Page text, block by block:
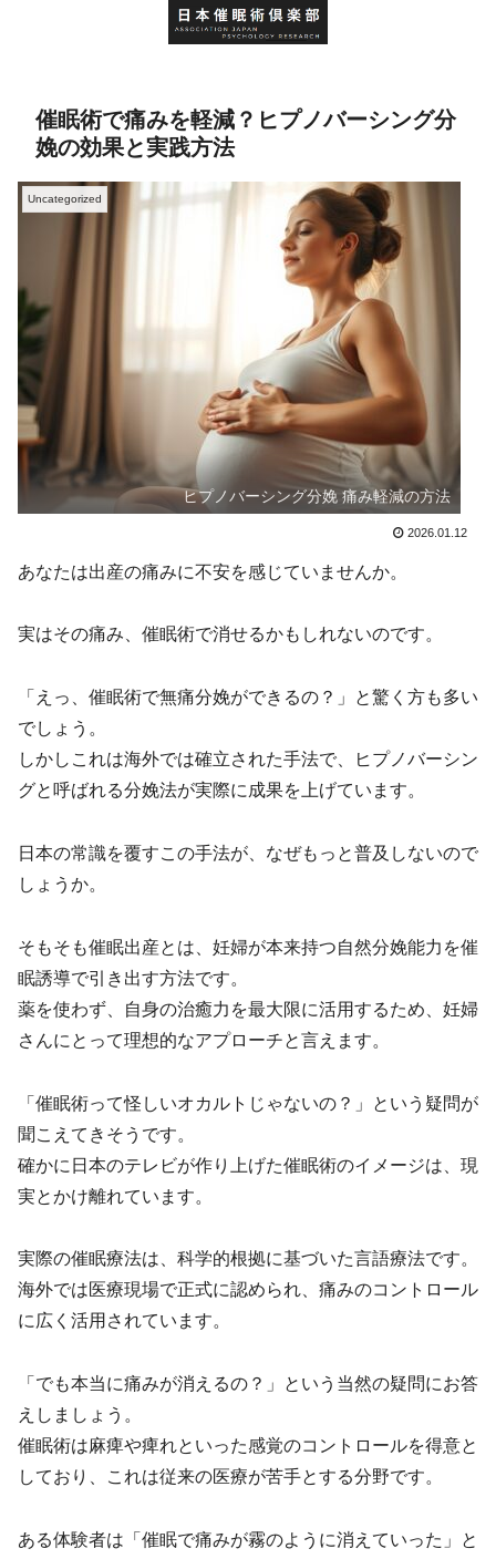
催眠術で痛みを軽減？ヒプノバーシング分
娩の効果と実践方法
Uncategorized
ヒプノバーシング分娩 痛み軽減の方法
2026.01.12
あなたは出産の痛みに不安を感じていませんか。
実はその痛み、催眠術で消せるかもしれないのです。
「えっ、催眠術で無痛分娩ができるの？」と驚く方も多い
でしょう。
しかしこれは海外では確立された手法で、ヒプノバーシン
グと呼ばれる分娩法が実際に成果を上げています。
日本の常識を覆すこの手法が、なぜもっと普及しないので
しょうか。
そもそも催眠出産とは、妊婦が本来持つ自然分娩能力を催
眠誘導で引き出す方法です。
薬を使わず、自身の治癒力を最大限に活用するため、妊婦
さんにとって理想的なアプローチと言えます。
「催眠術って怪しいオカルトじゃないの？」という疑問が
聞こえてきそうです。
確かに日本のテレビが作り上げた催眠術のイメージは、現
実とかけ離れています。
実際の催眠療法は、科学的根拠に基づいた言語療法です。
海外では医療現場で正式に認められ、痛みのコントロール
に広く活用されています。
「でも本当に痛みが消えるの？」という当然の疑問にお答
えしましょう。
催眠術は麻痺や痺れといった感覚のコントロールを得意と
しており、これは従来の医療が苦手とする分野です。
ある体験者は「催眠で痛みが霧のように消えていった」と